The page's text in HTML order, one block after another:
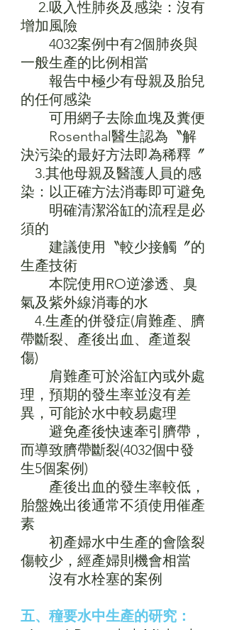
2.吸入性肺炎及感染：沒有
增加風險
4032案例中有2個肺炎與
一般生產的比例相當
報告中極少有母親及胎兒
的任何感染
可用網子去除血塊及糞便
Rosenthal醫生認為〝解
決污染的最好方法即為稀釋〞
3.其他母親及醫護人員的感
染：以正確方法消毒即可避免
明確清潔浴缸的流程是必
須的
建議使用〝較少接觸〞的
生產技術
本院使用RO逆滲透、臭
氣及紫外線消毒的水
4.生產的併發症(肩難產、臍
帶斷裂、產後出血、產道裂
傷)
肩難產可於浴缸內或外處
理，預期的發生率並沒有差
異，可能於水中較易處理
避免產後快速牽引臍帶，
而導致臍帶斷裂(4032個中發
生5個案例)
產後出血的發生率較低，
胎盤娩出後通常不須使用催產
素
初產婦水中生產的會陰裂
傷較少，經產婦則機會相當
沒有水栓塞的案例
五、穜要水中生產的研究：